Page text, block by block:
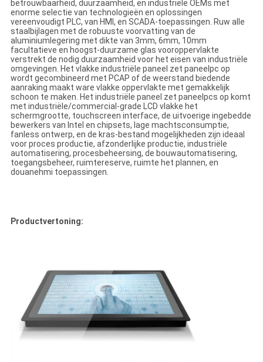
betrouwbaarheid, duurzaamheid, en industriële OEMs met
enorme selectie van technologieën en oplossingen
vereenvoudigt PLC, van HMI, en SCADA-toepassingen. Ruw alle
staalbijlagen met de robuuste voorvatting van de
aluminiumlegering met dikte van 3mm, 6mm, 10mm
facultatieve en hoogst-duurzame glas vooroppervlakte
verstrekt de nodig duurzaamheid voor het eisen van industriële
omgevingen. Het vlakke industriële paneel zet paneelpc op
wordt gecombineerd met PCAP of de weerstand biedende
aanraking maakt ware vlakke oppervlakte met gemakkelijk
schoon te maken. Het industriële paneel zet paneelpcs op komt
met industriële/commercial-grade LCD vlakke het
schermgrootte, touchscreen interface, de uitvoerige ingebedde
bewerkers van Intel en chipsets, lage machtsconsumptie,
fanless ontwerp, en de kras-bestand mogelijkheden zijn ideaal
voor proces productie, afzonderlijke productie, industriële
automatisering, procesbeheersing, de bouwautomatisering,
toegangsbeheer, ruimtereserve, ruimte het plannen, en
douanehmi toepassingen.
Productvertoning: